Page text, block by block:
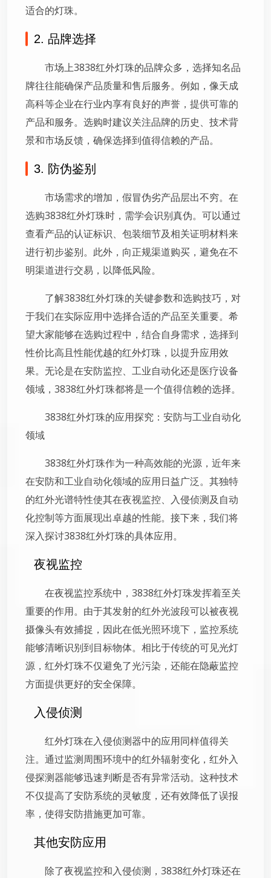
适合的灯珠。
2. 品牌选择
市场上3838红外灯珠的品牌众多，选择知名品
牌往往能确保产品质量和售后服务。例如，像天成
高科等企业在行业内享有良好的声誉，提供可靠的
产品和服务。选购时建议关注品牌的历史、技术背
景和市场反馈，确保选择到值得信赖的产品。
3. 防伪鉴别
市场需求的增加，假冒伪劣产品层出不穷。在
选购3838红外灯珠时，需学会识别真伪。可以通过
查看产品的认证标识、包装细节及相关证明材料来
进行初步鉴别。此外，向正规渠道购买，避免在不
明渠道进行交易，以降低风险。
了解3838红外灯珠的关键参数和选购技巧，对
于我们在实际应用中选择合适的产品至关重要。希
望大家能够在选购过程中，结合自身需求，选择到
性价比高且性能优越的红外灯珠，以提升应用效
果。无论是在安防监控、工业自动化还是医疗设备
领域，3838红外灯珠都将是一个值得信赖的选择。
3838红外灯珠的应用探究：安防与工业自动化
领域
3838红外灯珠作为一种高效能的光源，近年来
在安防和工业自动化领域的应用日益广泛。其独特
的红外光谱特性使其在夜视监控、入侵侦测及自动
化控制等方面展现出卓越的性能。接下来，我们将
深入探讨3838红外灯珠的具体应用。
夜视监控
在夜视监控系统中，3838红外灯珠发挥着至关
重要的作用。由于其发射的红外光波段可以被夜视
摄像头有效捕捉，因此在低光照环境下，监控系统
能够清晰识别到目标物体。相比于传统的可见光灯
源，红外灯珠不仅避免了光污染，还能在隐蔽监控
方面提供更好的安全保障。
入侵侦测
红外灯珠在入侵侦测器中的应用同样值得关
注。通过监测周围环境中的红外辐射变化，红外入
侵探测器能够迅速判断是否有异常活动。这种技术
不仅提高了安防系统的灵敏度，还有效降低了误报
率，使得安防措施更加可靠。
其他安防应用
除了夜视监控和入侵侦测，3838红外灯珠还在